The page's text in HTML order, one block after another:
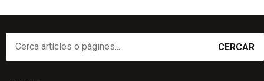
CERCAR